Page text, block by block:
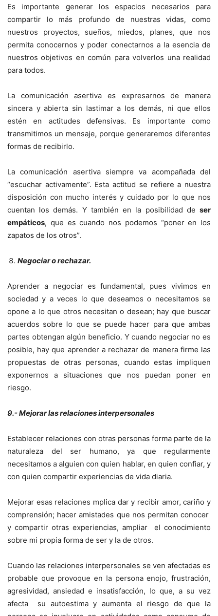
Es importante generar los espacios necesarios para
compartir lo más profundo de nuestras vidas, como
nuestros proyectos, sueños, miedos, planes, que nos
permita conocernos y poder conectarnos a la esencia de
nuestros objetivos en común para volverlos una realidad
para todos.
La comunicación asertiva es expresarnos de manera
sincera y abierta sin lastimar a los demás, ni que ellos
estén en actitudes defensivas. Es importante como
transmitimos un mensaje, porque generaremos diferentes
formas de recibirlo.
La comunicación asertiva siempre va acompañada del
“escuchar activamente”. Esta actitud se refiere a nuestra
disposición con mucho interés y cuidado por lo que nos
cuentan los demás. Y también en la posibilidad de ser
empáticos, que es cuando nos podemos “poner en los
zapatos de los otros”.
Negociar o rechazar.
Aprender a negociar es fundamental, pues vivimos en
sociedad y a veces lo que deseamos o necesitamos se
opone a lo que otros necesitan o desean; hay que buscar
acuerdos sobre lo que se puede hacer para que ambas
partes obtengan algún beneficio. Y cuando negociar no es
posible, hay que aprender a rechazar de manera firme las
propuestas de otras personas, cuando estas impliquen
exponernos a situaciones que nos puedan poner en
riesgo.
9.- Mejorar las relaciones interpersonales
Establecer relaciones con otras personas forma parte de la
naturaleza del ser humano, ya que regularmente
necesitamos a alguien con quien hablar, en quien confiar, y
con quien compartir experiencias de vida diaria.
Mejorar esas relaciones mplica dar y recibir amor, cariño y
comprensión; hacer amistades que nos permitan conocer
y compartir otras experiencias, ampliar el conocimiento
sobre mi propia forma de ser y la de otros.
Cuando las relaciones interpersonales se ven afectadas es
probable que provoque en la persona enojo, frustración,
agresividad, ansiedad e insatisfacción, lo que, a su vez
afecta su autoestima y aumenta el riesgo de que la